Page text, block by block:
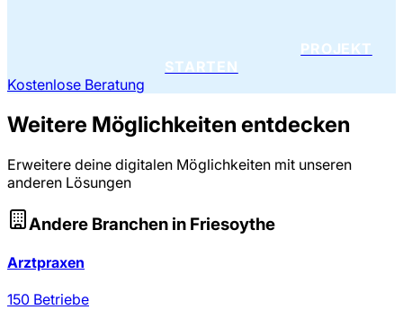
PROJEKT
STARTEN
Kostenlose Beratung
Weitere Möglichkeiten entdecken
Erweitere deine digitalen Möglichkeiten mit unseren
anderen Lösungen
Andere Branchen in Friesoythe
Arztpraxen
150 Betriebe